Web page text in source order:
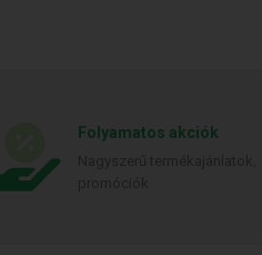
Folyamatos akciók